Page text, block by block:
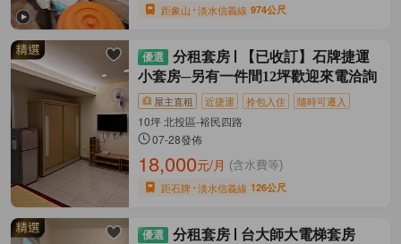
距象山 淡水信義線 974公尺
分租套房
【已收訂】石牌捷運
小套房─另有一件間12坪歡迎來電洽詢
屋主直租 近捷運 拎包入住 隨時可遷入
10坪 北投區-裕民四路
07-28發佈
18,000元/月 (含水費等)
距石牌 淡水信義線 126公尺
分租套房 台大師大電梯套房